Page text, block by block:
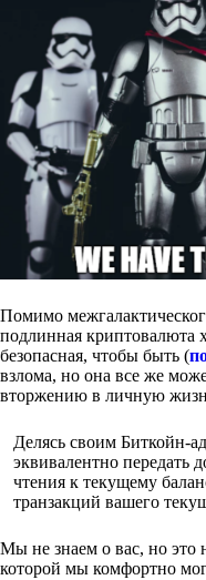
Помимо
подлинная криптовалюта
безопасная, чтобы быть (
взлома, но она все же
вторжению в личную
Делясь своим Биткойн-
эквивалентно передать
чтения к текущему
транзакций вашего
Мы не знаем о вас, но это
которой мы комфортно